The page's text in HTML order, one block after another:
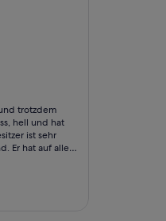
trotzdem
hell und hat
ist sehr
Er hat auf alle